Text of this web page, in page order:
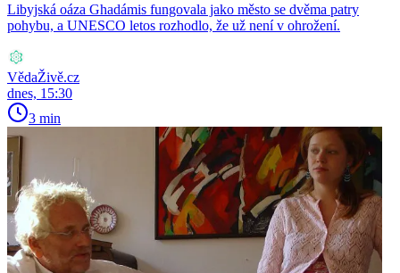
Libyjská oáza Ghadámis fungovala jako město se dvěma patry
pohybu, a UNESCO letos rozhodlo, že už není v ohrožení.
VědaŽivě.cz
dnes, 15:30
3 min